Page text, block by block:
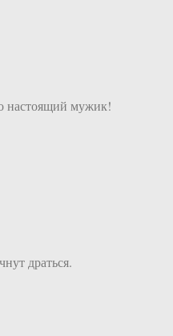
настоящий мужик!
драться.